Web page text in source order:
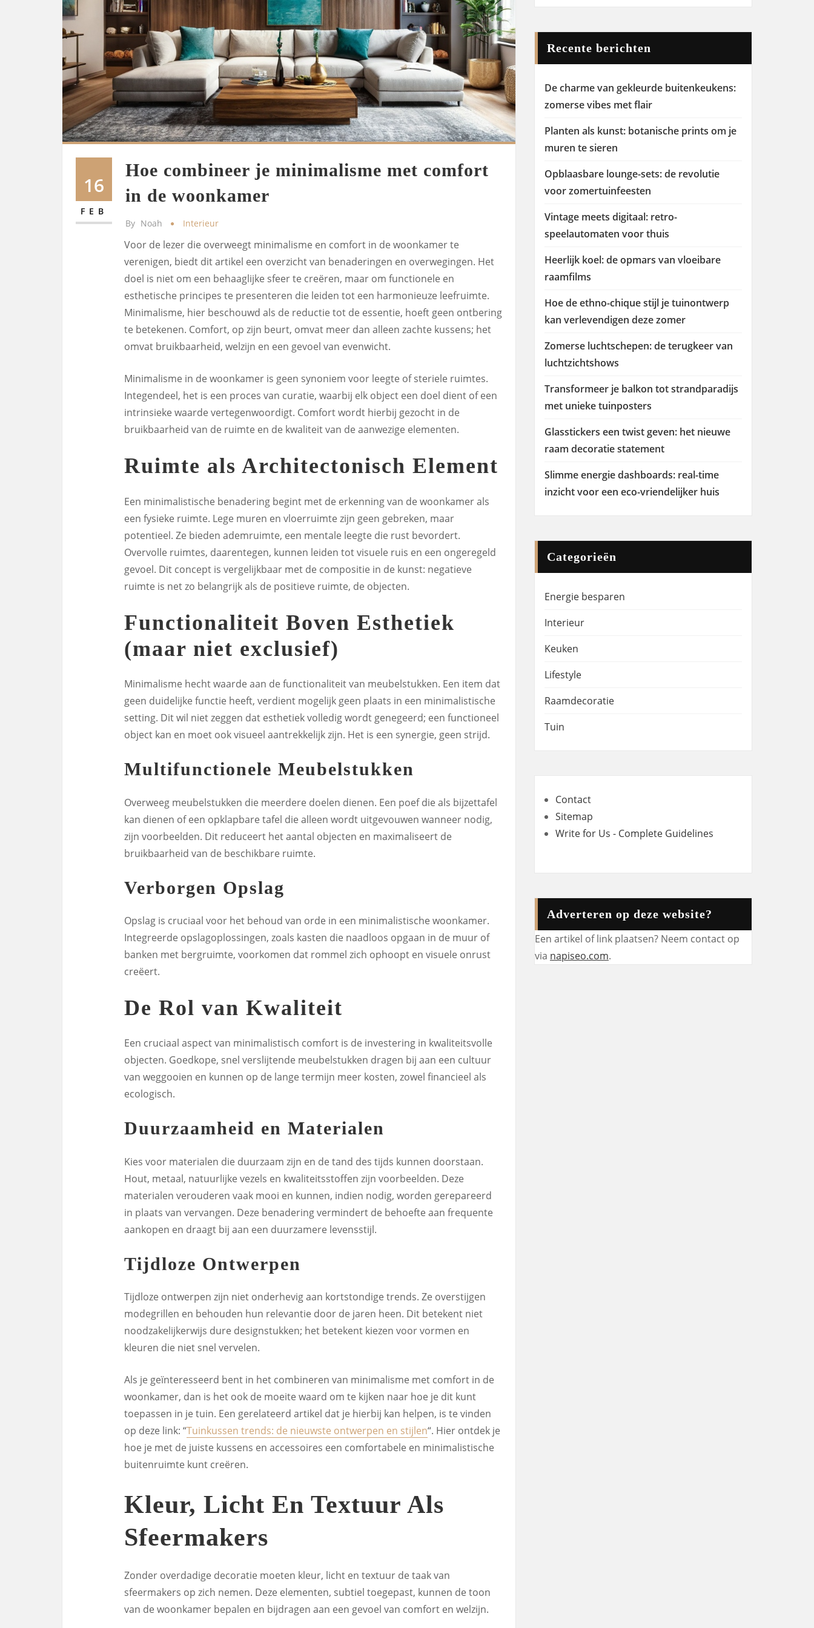
16
FEB
Hoe combineer je minimalisme met comfort
in de woonkamer
By Noah Interieur
Voor de lezer die overweegt minimalisme en comfort in de woonkamer te
verenigen, biedt dit artikel een overzicht van benaderingen en overwegingen. Het
doel is niet om een behaaglijke sfeer te creëren, maar om functionele en
esthetische principes te presenteren die leiden tot een harmonieuze leefruimte.
Minimalisme, hier beschouwd als de reductie tot de essentie, hoeft geen ontbering
te betekenen. Comfort, op zijn beurt, omvat meer dan alleen zachte kussens; het
omvat bruikbaarheid, welzijn en een gevoel van evenwicht.
Minimalisme in de woonkamer is geen synoniem voor leegte of steriele ruimtes.
Integendeel, het is een proces van curatie, waarbij elk object een doel dient of een
intrinsieke waarde vertegenwoordigt. Comfort wordt hierbij gezocht in de
bruikbaarheid van de ruimte en de kwaliteit van de aanwezige elementen.
Ruimte als Architectonisch Element
Een minimalistische benadering begint met de erkenning van de woonkamer als
een fysieke ruimte. Lege muren en vloerruimte zijn geen gebreken, maar
potentieel. Ze bieden ademruimte, een mentale leegte die rust bevordert.
Overvolle ruimtes, daarentegen, kunnen leiden tot visuele ruis en een ongeregeld
gevoel. Dit concept is vergelijkbaar met de compositie in de kunst: negatieve
ruimte is net zo belangrijk als de positieve ruimte, de objecten.
Functionaliteit Boven Esthetiek
(maar niet exclusief)
Minimalisme hecht waarde aan de functionaliteit van meubelstukken. Een item dat
geen duidelijke functie heeft, verdient mogelijk geen plaats in een minimalistische
setting. Dit wil niet zeggen dat esthetiek volledig wordt genegeerd; een functioneel
object kan en moet ook visueel aantrekkelijk zijn. Het is een synergie, geen strijd.
Multifunctionele Meubelstukken
Overweeg meubelstukken die meerdere doelen dienen. Een poef die als bijzettafel
kan dienen of een opklapbare tafel die alleen wordt uitgevouwen wanneer nodig,
zijn voorbeelden. Dit reduceert het aantal objecten en maximaliseert de
bruikbaarheid van de beschikbare ruimte.
Verborgen Opslag
Opslag is cruciaal voor het behoud van orde in een minimalistische woonkamer.
Integreerde opslagoplossingen, zoals kasten die naadloos opgaan in de muur of
banken met bergruimte, voorkomen dat rommel zich ophoopt en visuele onrust
creëert.
De Rol van Kwaliteit
Een cruciaal aspect van minimalistisch comfort is de investering in kwaliteitsvolle
objecten. Goedkope, snel verslijtende meubelstukken dragen bij aan een cultuur
van weggooien en kunnen op de lange termijn meer kosten, zowel financieel als
ecologisch.
Duurzaamheid en Materialen
Kies voor materialen die duurzaam zijn en de tand des tijds kunnen doorstaan.
Hout, metaal, natuurlijke vezels en kwaliteitsstoffen zijn voorbeelden. Deze
materialen verouderen vaak mooi en kunnen, indien nodig, worden gerepareerd
in plaats van vervangen. Deze benadering vermindert de behoefte aan frequente
aankopen en draagt bij aan een duurzamere levensstijl.
Tijdloze Ontwerpen
Tijdloze ontwerpen zijn niet onderhevig aan kortstondige trends. Ze overstijgen
modegrillen en behouden hun relevantie door de jaren heen. Dit betekent niet
noodzakelijkerwijs dure designstukken; het betekent kiezen voor vormen en
kleuren die niet snel vervelen.
Als je geïnteresseerd bent in het combineren van minimalisme met comfort in de
woonkamer, dan is het ook de moeite waard om te kijken naar hoe je dit kunt
toepassen in je tuin. Een gerelateerd artikel dat je hierbij kan helpen, is te vinden
op deze link: “Tuinkussen trends: de nieuwste ontwerpen en stijlen“. Hier ontdek je
hoe je met de juiste kussens en accessoires een comfortabele en minimalistische
buitenruimte kunt creëren.
Kleur, Licht En Textuur Als
Sfeermakers
Zonder overdadige decoratie moeten kleur, licht en textuur de taak van
sfeermakers op zich nemen. Deze elementen, subtiel toegepast, kunnen de toon
van de woonkamer bepalen en bijdragen aan een gevoel van comfort en welzijn.
Recente berichten
De charme van gekleurde buitenkeukens:
zomerse vibes met flair
Planten als kunst: botanische prints om je
muren te sieren
Opblaasbare lounge-sets: de revolutie
voor zomertuinfeesten
Vintage meets digitaal: retro-
speelautomaten voor thuis
Heerlijk koel: de opmars van vloeibare
raamfilms
Hoe de ethno-chique stijl je tuinontwerp
kan verlevendigen deze zomer
Zomerse luchtschepen: de terugkeer van
luchtzichtshows
Transformeer je balkon tot strandparadijs
met unieke tuinposters
Glasstickers een twist geven: het nieuwe
raam decoratie statement
Slimme energie dashboards: real-time
inzicht voor een eco-vriendelijker huis
Categorieën
Energie besparen
Interieur
Keuken
Lifestyle
Raamdecoratie
Tuin
Contact
Sitemap
Write for Us - Complete Guidelines
Adverteren op deze website?
Een artikel of link plaatsen? Neem contact op
via napiseo.com.